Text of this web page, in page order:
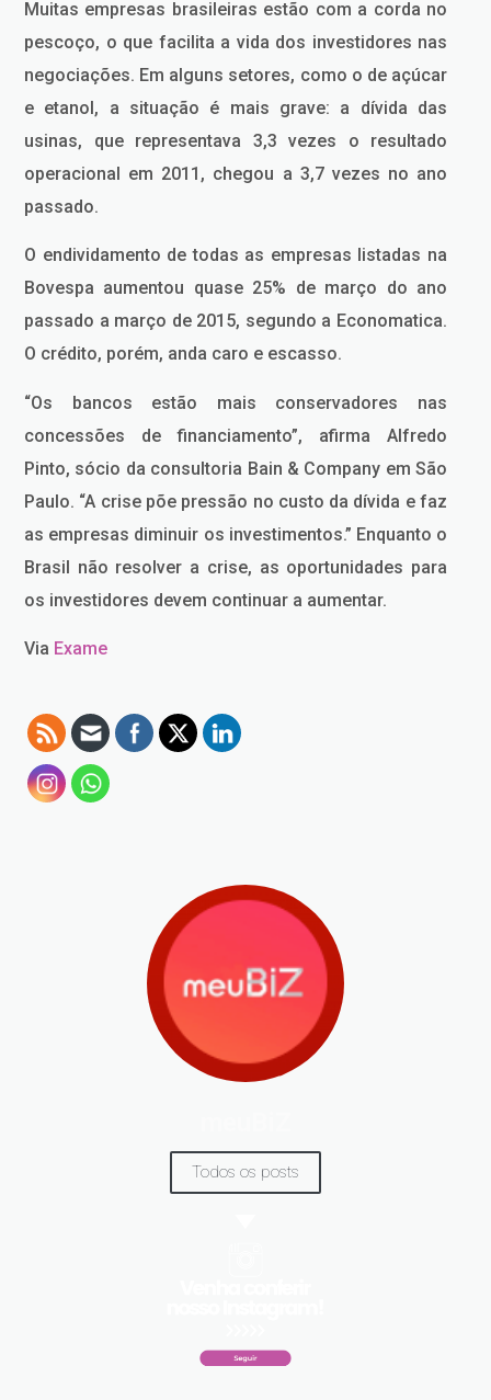
Muitas empresas brasileiras estão com a corda no
pescoço, o que facilita a vida dos investidores nas
negociações. Em alguns setores, como o de açúcar
e etanol, a situação é mais grave: a dívida das
usinas, que representava 3,3 vezes o resultado
operacional em 2011, chegou a 3,7 vezes no ano
passado.
O endividamento de todas as empresas listadas na
Bovespa aumentou quase 25% de março do ano
passado a março de 2015, segundo a Economatica.
O crédito, porém, anda caro e escasso.
“Os bancos estão mais conservadores nas
concessões de financiamento”, afirma Alfredo
Pinto, sócio da consultoria Bain & Company em São
Paulo. “A crise põe pressão no custo da dívida e faz
as empresas diminuir os investimentos.” Enquanto o
Brasil não resolver a crise, as oportunidades para
os investidores devem continuar a aumentar.
Via Exame
Todos os posts